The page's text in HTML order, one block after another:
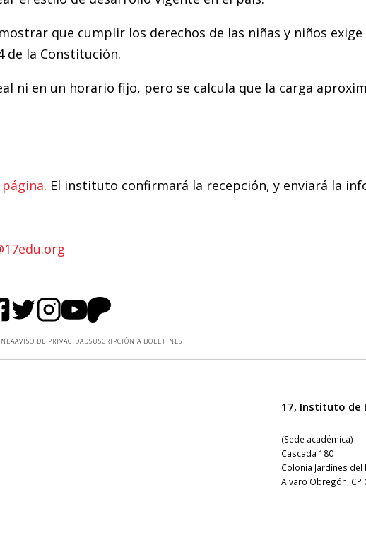
que cumplir los derechos de las niñas y niños
de la Constitución.
ni en un horario fijo, pero se calcula que la carga
. El instituto confirmará la recepción, y enviará la
AVISO DE PRIVACIDADSUSCRIPCIÓN A BOLETINES
17, Instituto de
(Sede académica)
Cascada 180
Colonia Jardínes del
Alvaro Obregón, CP